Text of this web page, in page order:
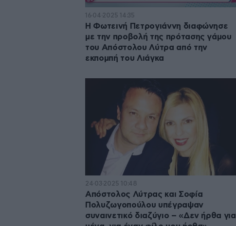
16·04·2025 14:35
Η Φωτεινή Πετρογιάννη διαφώνησε
με την προβολή της πρότασης γάμου
του Απόστολου Λύτρα από την
εκπομπή του Λιάγκα
24·03·2025 10:48
Απόστολος Λύτρας και Σοφία
Πολυζωγοπούλου υπέγραψαν
συναινετικό διαζύγιο – «Δεν ήρθα για